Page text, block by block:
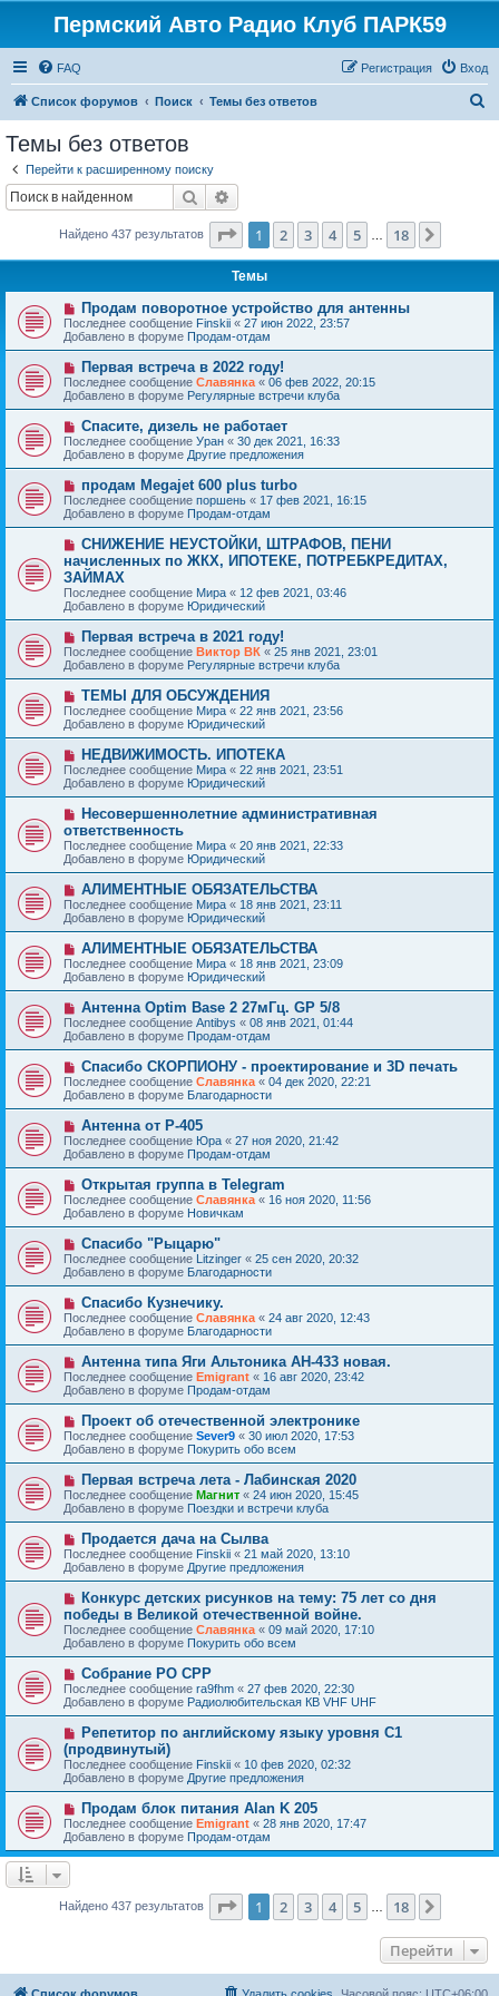
Пермский Авто Радио Клуб ПАРК59
FAQ Вход
Регистрация
Список форумов Поиск Темы без ответов
Темы без ответов
Перейти к расширенному поиску
Поиск
Найдено 437 результатов Страница из 18
1 2 3 4 5 18
Темы
Н
о
в
о
е
с
о
о
б
щ
е
н
и
Продам поворотное устройство для антенны
Последнее сообщение Finskii « 27 июн 2022, 23:57
Добавлено в форуме Продам-отдам
Н
о
в
о
с
о
о
б
щ
е
н
и
е
Первая встреча в 2022 году!
Последнее сообщение Славянка « 06 фев 2022, 20:15
Добавлено в форуме Регулярные встречи клуба
Н
о
в
о
с
о
о
б
щ
е
н
и
е
Спасите, дизель не работает
Последнее сообщение Уран « 30 дек 2021, 16:33
Добавлено в форуме Другие предложения
Н
о
в
о
с
о
о
б
щ
н
и
е
продам Megajet 600 plus turbo
Последнее сообщение поршень « 17 фев 2021, 16:15
Добавлено в форуме Продам-отдам
Н
в
о
е
с
о
о
б
щ
н
е
СНИЖЕНИЕ НЕУСТОЙКИ, ШТРАФОВ, ПЕНИ
начисленных по ЖКХ, ИПОТЕКЕ, ПОТРЕБКРЕДИТАХ,
ЗАЙМАХ
Последнее сообщение Мира « 12 фев 2021, 03:46
Добавлено в форуме Юридический
Н
о
в
о
е
о
о
б
щ
е
н
и
е
Первая встреча в 2021 году!
Последнее сообщение Виктор ВК « 25 янв 2021, 23:01
Добавлено в форуме Регулярные встречи клуба
Н
о
в
о
е
с
о
о
б
щ
е
н
и
е
ТЕМЫ ДЛЯ ОБСУЖДЕНИЯ
Последнее сообщение Мира « 22 янв 2021, 23:56
Добавлено в форуме Юридический
Н
о
в
о
е
с
о
о
б
щ
н
и
е
НЕДВИЖИМОСТЬ. ИПОТЕКА
Последнее сообщение Мира « 22 янв 2021, 23:51
Добавлено в форуме Юридический
Н
в
о
е
с
о
о
б
щ
н
и
е
Несовершеннолетние административная
ответственность
Последнее сообщение Мира « 20 янв 2021, 22:33
Добавлено в форуме Юридический
Н
о
в
о
с
о
о
б
щ
е
н
и
е
АЛИМЕНТНЫЕ ОБЯЗАТЕЛЬСТВА
Последнее сообщение Мира « 18 янв 2021, 23:11
Добавлено в форуме Юридический
Н
о
в
о
с
о
о
б
щ
е
н
и
АЛИМЕНТНЫЕ ОБЯЗАТЕЛЬСТВА
Последнее сообщение Мира « 18 янв 2021, 23:09
Добавлено в форуме Юридический
Н
о
в
о
с
о
о
б
щ
е
н
и
е
Антенна Optim Base 2 27мГц. GP 5/8
Последнее сообщение Antibys « 08 янв 2021, 01:44
Добавлено в форуме Продам-отдам
Н
о
в
о
с
о
о
б
щ
е
н
и
е
Спасибо СКОРПИОНУ - проектирование и 3D печать
Последнее сообщение Славянка « 04 дек 2020, 22:21
Добавлено в форуме Благодарности
Н
о
в
о
с
о
о
б
щ
е
н
и
е
Антенна от Р-405
Последнее сообщение Юра « 27 ноя 2020, 21:42
Добавлено в форуме Продам-отдам
Н
о
в
о
с
о
о
б
щ
е
н
и
Открытая группа в Telegram
Последнее сообщение Славянка « 16 ноя 2020, 11:56
Добавлено в форуме Новичкам
Н
о
в
о
с
о
о
б
щ
е
н
и
е
Спасибо "Рыцарю"
Последнее сообщение Litzinger « 25 сен 2020, 20:32
Добавлено в форуме Благодарности
Н
о
в
о
с
о
о
б
щ
е
н
и
е
Спасибо Кузнечику.
Последнее сообщение Славянка « 24 авг 2020, 12:43
Добавлено в форуме Благодарности
Н
о
в
о
е
с
о
о
б
щ
е
н
и
е
Антенна типа Яги Альтоника АН-433 новая.
Последнее сообщение Emigrant « 16 авг 2020, 23:42
Добавлено в форуме Продам-отдам
Н
о
в
о
е
с
о
о
б
щ
е
н
и
е
Проект об отечественной электронике
Последнее сообщение Sever9 « 30 июл 2020, 17:53
Добавлено в форуме Покурить обо всем
Н
о
в
о
е
с
о
о
б
щ
е
н
и
е
Первая встреча лета - Лабинская 2020
Последнее сообщение Магнит « 24 июн 2020, 15:45
Добавлено в форуме Поездки и встречи клуба
Н
о
в
о
е
с
о
о
б
щ
е
и
е
Продается дача на Сылва
Последнее сообщение Finskii « 21 май 2020, 13:10
Добавлено в форуме Другие предложения
Н
о
в
о
е
с
о
о
б
щ
е
н
и
е
Конкурс детских рисунков на тему: 75 лет со дня
победы в Великой отечественной войне.
Последнее сообщение Славянка « 09 май 2020, 17:10
Добавлено в форуме Покурить обо всем
Н
о
в
о
е
с
о
о
б
щ
е
н
и
е
Собрание РО СРР
Последнее сообщение ra9fhm « 27 фев 2020, 22:30
Добавлено в форуме Радиолюбительская КВ VHF UHF
Н
в
о
е
с
о
б
щ
е
Репетитор по английскому языку уровня С1
(продвинутый)
Последнее сообщение Finskii « 10 фев 2020, 02:32
Добавлено в форуме Другие предложения
Н
о
в
о
е
о
б
Продам блок питания Alan K 205
Последнее сообщение Emigrant « 28 янв 2020, 17:47
Добавлено в форуме Продам-отдам
Найдено 437 результатов Страница из 18
1 2 3 4 5 18
Перейти
Список форумов Часовой пояс: UTC+06:00
Удалить cookies